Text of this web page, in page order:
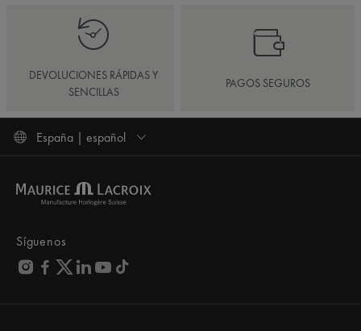
DEVOLUCIONES RÁPIDAS Y
SENCILLAS
PAGOS SEGUROS
España | español
Síguenos